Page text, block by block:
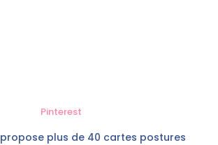
Pinterest
propose plus de 40 cartes postures